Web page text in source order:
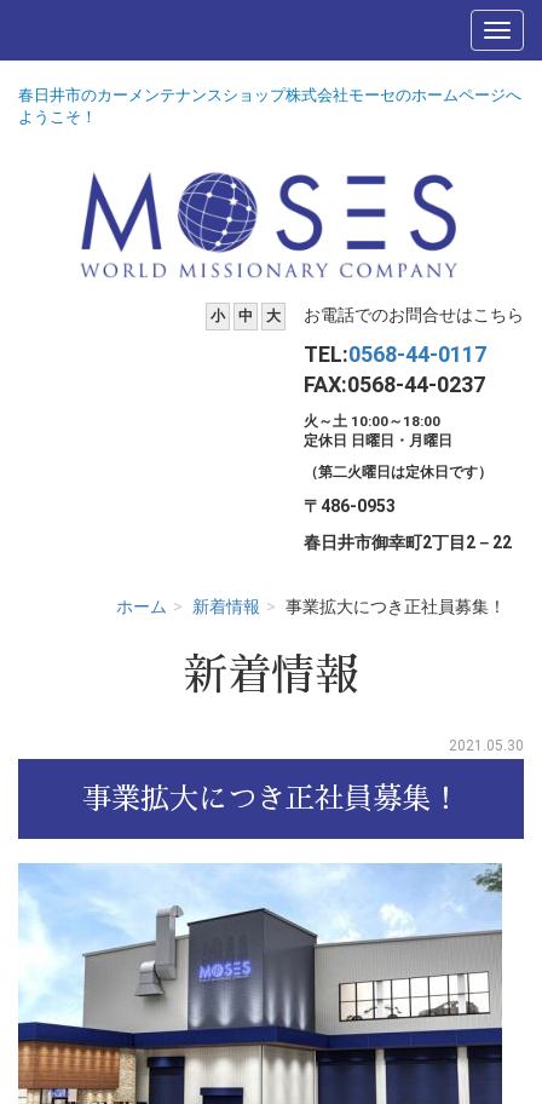
春日井市のカーメンテナンスショップ株式会社モーセのホームページへ
ようこそ！
お電話でのお問合せはこちら
TEL:0568-44-0117
FAX:0568-44-0237
火～土 10:00～18:00
定休日 日曜日・月曜日
（第二火曜日は定休日です）
〒486-0953
春日井市御幸町2丁目2－22
小 中 大
ホーム 新着情報 事業拡大につき正社員募集！
新着情報
2021.05.30
事業拡大につき正社員募集！